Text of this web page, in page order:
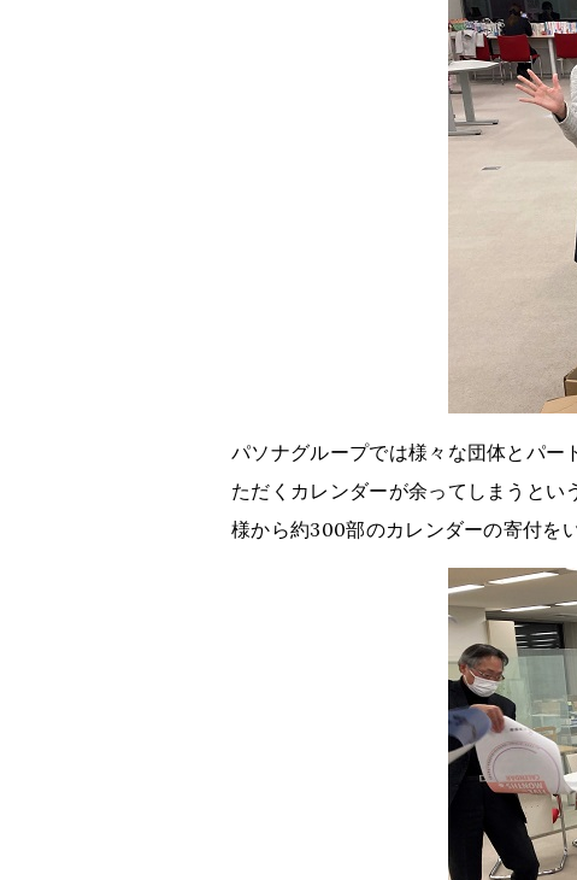
パソナグループでは様々な団体とパー
ただくカレンダーが余ってしまうと
様から約300部のカレンダーの寄付を